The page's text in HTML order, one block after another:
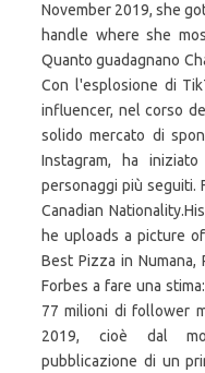
November 2019, she
handle where she
Quanto guadagnano
Con l'esplosione di
influencer, nel corso
solido mercato di
Instagram, ha
personaggi più seguiti.
Canadian
he uploads a picture
Best Pizza in
Forbes a fare una
77 milioni di follower
2019, cioè dal
pubblicazione di un